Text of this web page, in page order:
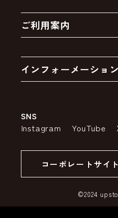
クーポン
卸販売・大量注文
アウトレットセール
ご利用案内
お支払いについて
インフォーメーション
特定商取引法の表示
SSLサーバー証明書とは
SNS
Instagram YouTube
コーポレートサイト
©2024